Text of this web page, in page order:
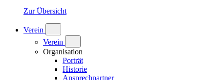
Zur Übersicht
Verein
Verein
Organisation
Porträt
Historie
Ansprechpartner